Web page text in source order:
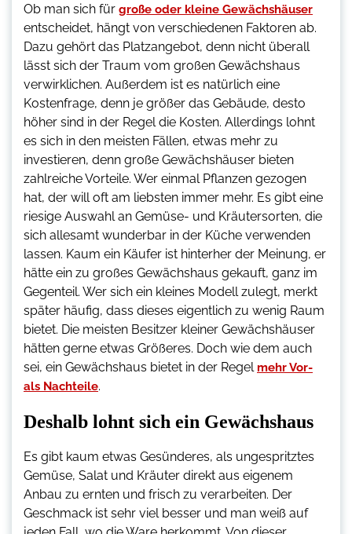
Ob man sich für große oder kleine Gewächshäuser
entscheidet, hängt von verschiedenen Faktoren ab.
Dazu gehört das Platzangebot, denn nicht überall
lässt sich der Traum vom großen Gewächshaus
verwirklichen. Außerdem ist es natürlich eine
Kostenfrage, denn je größer das Gebäude, desto
höher sind in der Regel die Kosten. Allerdings lohnt
es sich in den meisten Fällen, etwas mehr zu
investieren, denn große Gewächshäuser bieten
zahlreiche Vorteile. Wer einmal Pflanzen gezogen
hat, der will oft am liebsten immer mehr. Es gibt eine
riesige Auswahl an Gemüse- und Kräutersorten, die
sich allesamt wunderbar in der Küche verwenden
lassen. Kaum ein Käufer ist hinterher der Meinung, er
hätte ein zu großes Gewächshaus gekauft, ganz im
Gegenteil. Wer sich ein kleines Modell zulegt, merkt
später häufig, dass dieses eigentlich zu wenig Raum
bietet. Die meisten Besitzer kleiner Gewächshäuser
hätten gerne etwas Größeres. Doch wie dem auch
sei, ein Gewächshaus bietet in der Regel mehr Vor-
als Nachteile.
Deshalb lohnt sich ein Gewächshaus
Es gibt kaum etwas Gesünderes, als ungespritztes
Gemüse, Salat und Kräuter direkt aus eigenem
Anbau zu ernten und frisch zu verarbeiten. Der
Geschmack ist sehr viel besser und man weiß auf